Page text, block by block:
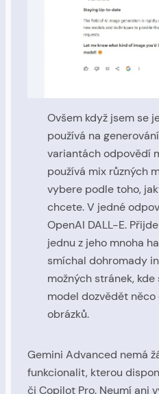
Ovšem když jsem se
používá na
variantách odpovědí
používá mix různých
vybere podle toho,
chcete. V jedné
OpenAI DALL-E.
jednu z jeho mnoha
smíchal dohromady
možných stránek,
model dozvědět něco
obrázků.
Gemini Advanced nemá
funkcionalit, kterou
či Copilot Pro. Neumí ani